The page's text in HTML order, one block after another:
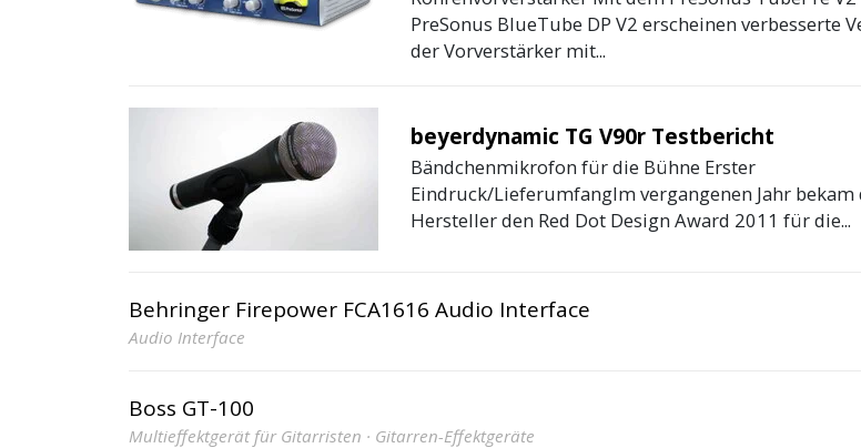
PreSonus BlueTube DP V2 erscheinen verbesserte
der Vorverstärker mit...
beyerdynamic TG V90r Testbericht
Bändchenmikrofon für die Bühne Erster
Eindruck/LieferumfangIm vergangenen Jahr bekam
Hersteller den Red Dot Design Award 2011 für die...
Behringer Firepower FCA1616 Audio Interface
Audio Interface
Boss GT-100
Multieffektgerät für Gitarristen · Gitarren-Effektgeräte